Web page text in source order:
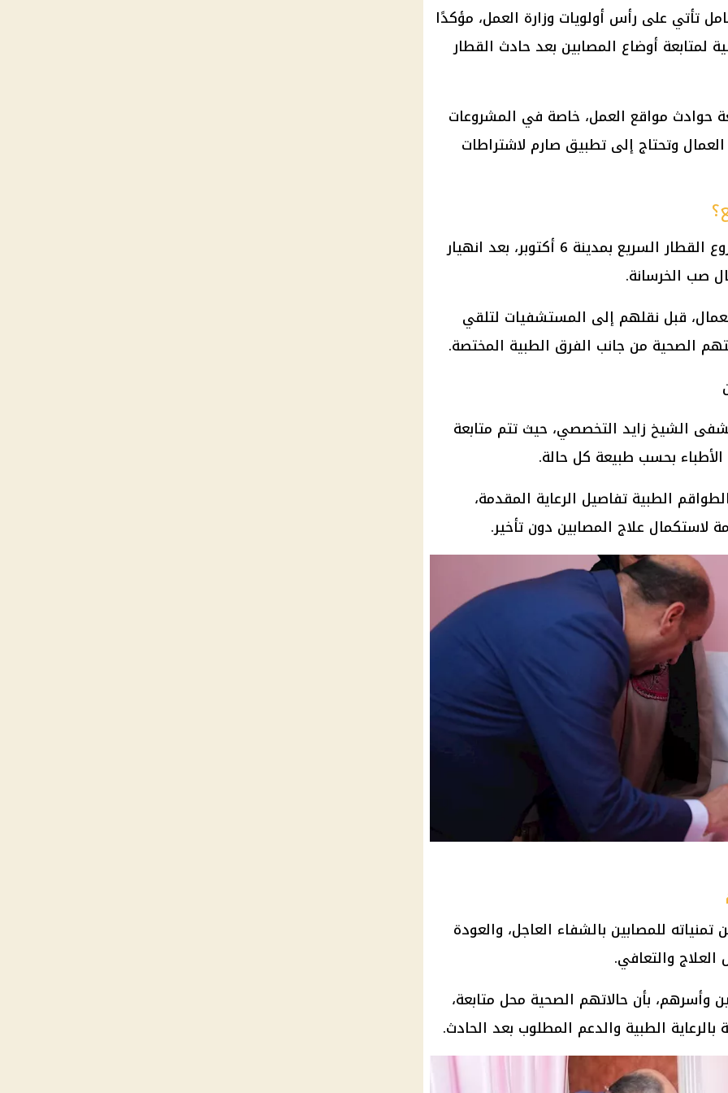
تأتي على رأس أولويات وزارة العمل، مؤكدًا
لمتابعة أوضاع المصابين بعد حادث القطار
حوادث مواقع العمل، خاصة في المشروعات
وتحتاج إلى تطبيق صارم لاشتراطات
وقع الحادث داخل موقع تنفيذ مشروع القطار السريع بمدينة 6 أكتوبر، بعد انهيار
صب الخرسانة.
قبل نقلهم إلى المستشفيات لتلقي
الصحية من جانب الفرق الطبية المختصة.
الشيخ زايد التخصصي، حيث تتم متابعة
بحسب طبيعة كل حالة.
الطبية تفاصيل الرعاية المقدمة،
لاستكمال علاج المصابين دون تأخير.
للمصابين بالشفاء العاجل، والعودة
والتعافي.
وأسرهم، بأن حالاتهم الصحية محل متابعة،
بالرعاية الطبية والدعم المطلوب بعد الحادث.